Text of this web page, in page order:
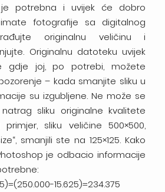
potrebna i uvijek će dobro
imate fotografije sa digitalnog
originalnu veličinu i
Originalnu datoteku uvijek
gdje joj, po potrebi, možete
– kada smanjite sliku u
su izgubljene. Ne može se
sliku originalne kvalitete
sliku veličine 500×500,
smanjili ste na 125×125. Kako
je odbacio informacije
15.625)=234.375